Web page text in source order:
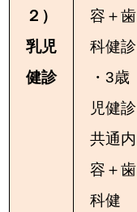
２）
乳児
健診
容＋歯
科健診
・3歳
児健診
共通内
容＋歯
科健